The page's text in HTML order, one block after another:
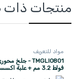
منتجات ذات
مواد للتعريف
فولط 3.2 مم + علبة
ضمن حقيبة قماشية ماركة TOTAL